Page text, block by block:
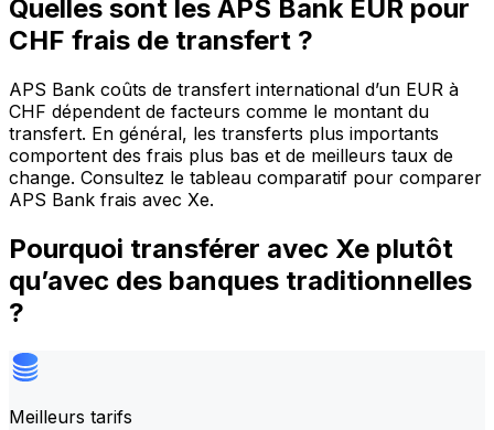
Quelles sont les APS Bank EUR pour
CHF frais de transfert ?
APS Bank coûts de transfert international d’un EUR à
CHF dépendent de facteurs comme le montant du
transfert. En général, les transferts plus importants
comportent des frais plus bas et de meilleurs taux de
change. Consultez le tableau comparatif pour comparer
APS Bank frais avec Xe.
Pourquoi transférer avec Xe plutôt
qu’avec des banques traditionnelles
?
Meilleurs tarifs